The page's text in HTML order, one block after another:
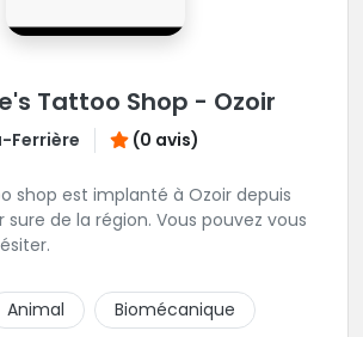
Tattoo Shop - Ozoir
Ferrière (0 avis)
shop est implanté à Ozoir depuis
sure de la région. Vous pouvez vous
Animal
Biomécanique